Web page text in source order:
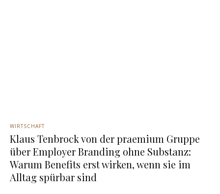
WIRTSCHAFT
Klaus Tenbrock von der praemium Gruppe
über Employer Branding ohne Substanz:
Warum Benefits erst wirken, wenn sie im
Alltag spürbar sind